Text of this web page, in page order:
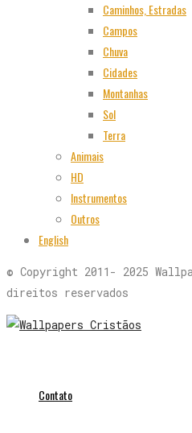
Caminhos, Estradas
Campos
Chuva
Cidades
Montanhas
Sol
Terra
Animais
HD
Instrumentos
Outros
English
© Copyright 2011- 2025
direitos reservados
Contato